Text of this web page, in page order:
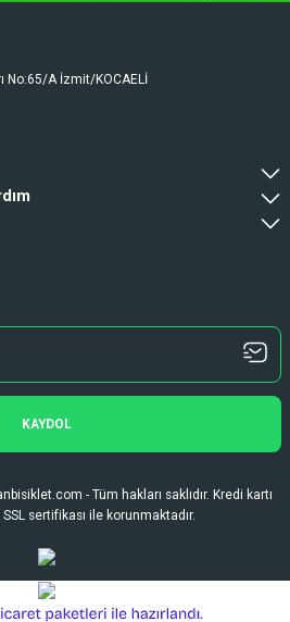
No:65/A İzmit/KOCAELİ
KAYDOL
- Tüm hakları saklıdır. Kredi kartı
sertifikası ile korunmaktadır.
e-